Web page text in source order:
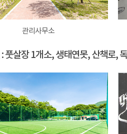
관리사무소
풋살장 1개소, 생태연못, 산책로,